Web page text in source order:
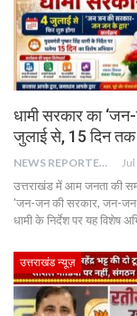
धामी सरकार का
जुलाई से, 15 दिन
NEWS REPORTER LIVE
उत्तराखंड में आम जनता की
'जन-जन की सरकार, जन-जन
धामी के निर्देश पर यह विशेष
उत्तराखंड न्यूज़